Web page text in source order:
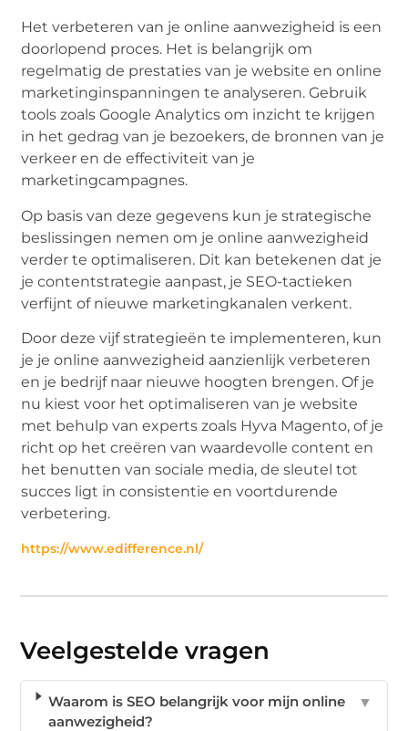
Het verbeteren van je online aanwezigheid is een
doorlopend proces. Het is belangrijk om
regelmatig de prestaties van je website en online
marketinginspanningen te analyseren. Gebruik
tools zoals Google Analytics om inzicht te krijgen
in het gedrag van je bezoekers, de bronnen van je
verkeer en de effectiviteit van je
marketingcampagnes.
Op basis van deze gegevens kun je strategische
beslissingen nemen om je online aanwezigheid
verder te optimaliseren. Dit kan betekenen dat je
je contentstrategie aanpast, je SEO-tactieken
verfijnt of nieuwe marketingkanalen verkent.
Door deze vijf strategieën te implementeren, kun
je je online aanwezigheid aanzienlijk verbeteren
en je bedrijf naar nieuwe hoogten brengen. Of je
nu kiest voor het optimaliseren van je website
met behulp van experts zoals Hyva Magento, of je
richt op het creëren van waardevolle content en
het benutten van sociale media, de sleutel tot
succes ligt in consistentie en voortdurende
verbetering.
https://www.edifference.nl/
Veelgestelde vragen
Waarom is SEO belangrijk voor mijn online
aanwezigheid?
▼